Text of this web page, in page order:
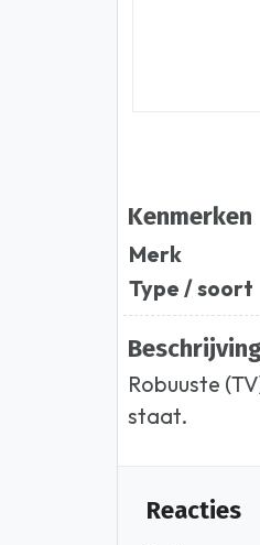
Kenmerken
Merk
Type / soort
Robuuste
staat.
Reacties